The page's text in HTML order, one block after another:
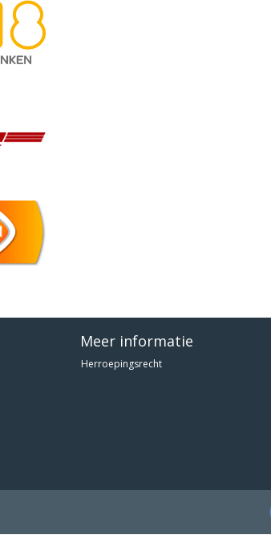
Meer informatie
Herroepingsrecht